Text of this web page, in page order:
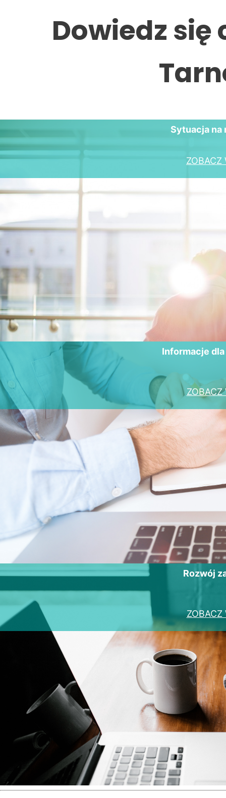
Dowiedz się
Sytuacja na
ZOBACZ
Informacje
ZOBACZ
Rozwój
ZOBACZ